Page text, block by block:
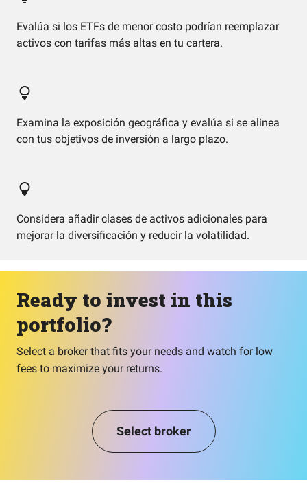
Evalúa si los ETFs de menor costo podrían reemplazar
activos con tarifas más altas en tu cartera.
Examina la exposición geográfica y evalúa si se alinea
con tus objetivos de inversión a largo plazo.
Considera añadir clases de activos adicionales para
mejorar la diversificación y reducir la volatilidad.
Ready to invest in this
portfolio?
Select a broker that fits your needs and watch for low
fees to maximize your returns.
Select broker